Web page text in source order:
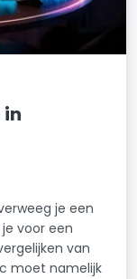
je een
voor een
van
moet namelijk